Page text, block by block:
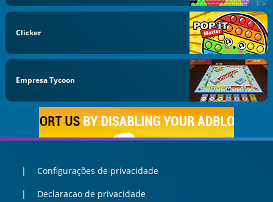
Clicker
Empresa Tycoon
Configurações de privacidade
Declaracao de privacidade